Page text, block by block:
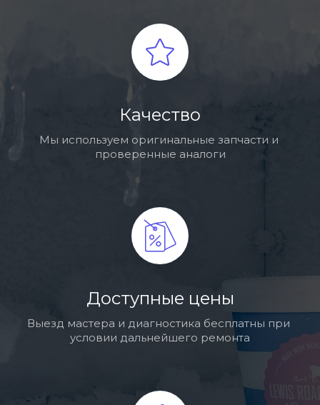
Качество
Мы используем оригинальные запчасти и
проверенные аналоги
Доступные цены
Выезд мастера и диагностика бесплатны при
условии дальнейшего ремонта